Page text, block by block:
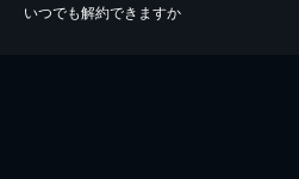
いつでも解約できますか